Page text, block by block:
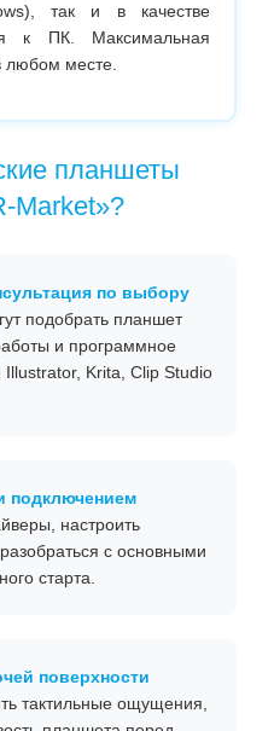
так и в качестве
к ПК. Максимальная
любом месте.
планшеты
Market»?
по выбору
подобрать планшет
и программное
Krita, Clip Studio
подключением
настроить
с основными
старта.
поверхности
тактильные ощущения,